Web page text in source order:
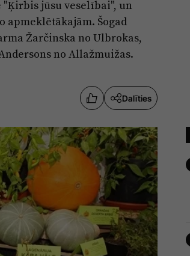
"Ķirbis jūsu veselībai", un
apmeklētākajām. Šogad
Žarčinska no Ulbrokas,
no Allažmuižas.
Dalīties